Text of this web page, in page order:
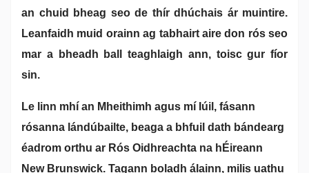
an chuid bheag seo de thír dhúchais ár muintire.
Leanfaidh muid orainn ag tabhairt aire don rós seo
mar a bheadh ball teaghlaigh ann, toisc gur fíor
sin.
Le linn mhí an Mheithimh agus mí Iúil, fásann
rósanna lándúbailte, beaga a bhfuil dath bándearg
éadrom orthu ar Rós Oidhreachta na hÉireann
New Brunswick. Tagann boladh álainn, milis uathu